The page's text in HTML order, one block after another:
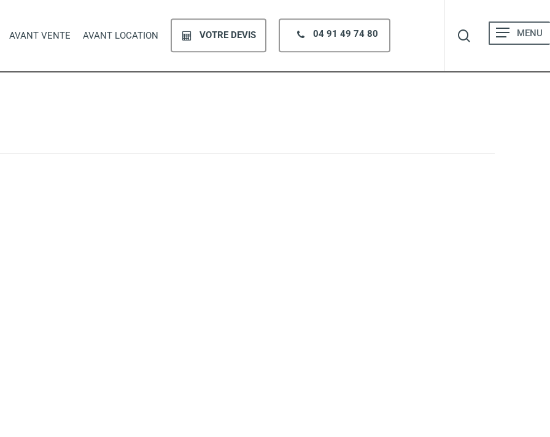
AVANT VENTE AVANT LOCATION VOTRE DEVIS 04 91 49 74 80 search
Menu